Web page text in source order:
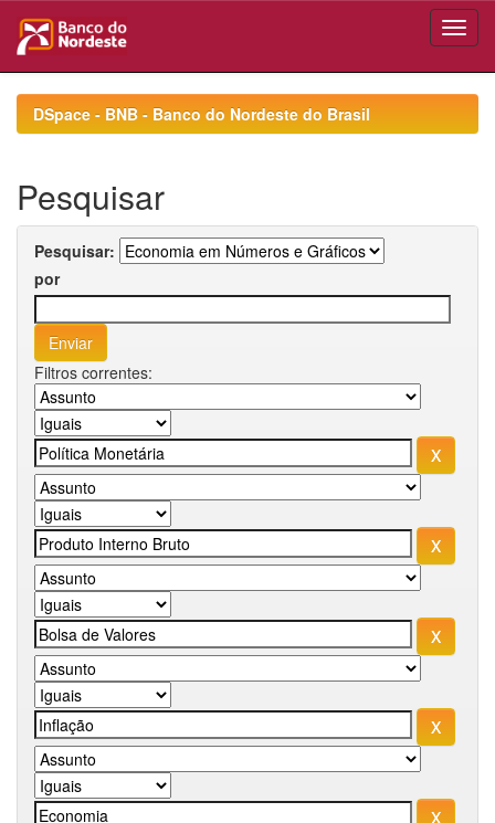
navigationDSpace - BNB - Banco do Nordeste do Brasil
Pesquisar
Pesquisar:
por
Filtros correntes: